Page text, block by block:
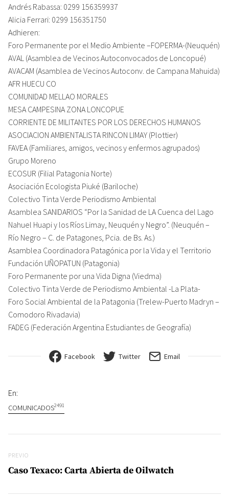
Andrés Rabassa: 0299 156359937
Alicia Ferrari: 0299 156351750
Adhieren:
Foro Permanente por el Medio Ambiente –FOPERMA-(Neuquén)
AVAL (Asamblea de Vecinos Autoconvocados de Loncopué)
AVACAM (Asamblea de Vecinos Autoconv. de Campana Mahuida)
AFR HUECU CO
COMUNIDAD MELLAO MORALES
MESA CAMPESINA ZONA LONCOPUE
CORRIENTE DE MILITANTES POR LOS DERECHOS HUMANOS
ASOCIACION AMBIENTALISTA RINCON LIMAY (Plottier)
FAVEA (Familiares, amigos, vecinos y enfermos agrupados)
Grupo Moreno
ECOSUR (Filial Patagonia Norte)
Asociación Ecologista Piuké (Bariloche)
Colectivo Tinta Verde Periodismo Ambiental
Asamblea SANIDARIOS “Por la Sanidad de LA Cuenca del Lago
Nahuel Huapi y los Ríos Limay, Neuquén y Negro”. (Neuquén –
Río Negro – C. de Patagones, Pcia. de Bs. As.)
Asamblea Coordinadora Patagónica por la Vida y el Territorio
Fundación UÑOPATUN (Patagonia)
Foro Permanente por una Vida Digna (Viedma)
Colectivo Tinta Verde de Periodismo Ambiental -La Plata-
Foro Social Ambiental de la Patagonia (Trelew-Puerto Madryn –
Comodoro Rivadavia)
FADEG (Federación Argentina Estudiantes de Geografía)
Facebook Twitter Email
En:
COMUNICADOS2491
Previo
PREVIO
Caso Texaco: Carta Abierta de Oilwatch